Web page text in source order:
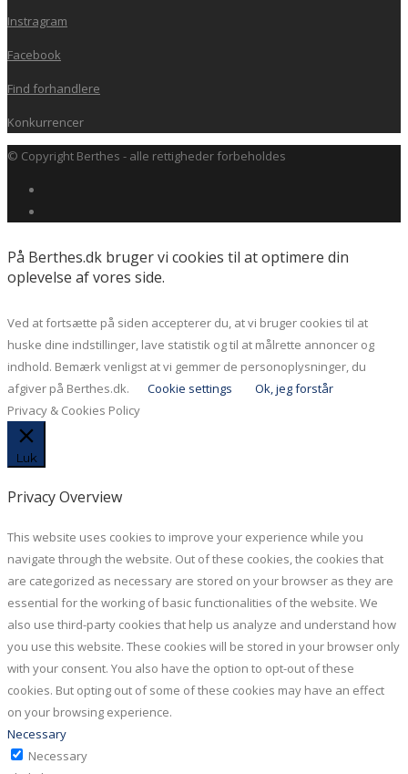
Instragram
Facebook
Find forhandlere
Konkurrencer
© Copyright Berthes - alle rettigheder forbeholdes
På Berthes.dk bruger vi cookies til at optimere din
oplevelse af vores side.
Ved at fortsætte på siden accepterer du, at vi bruger cookies til at
huske dine indstillinger, lave statistik og til at målrette annoncer og
indhold. Bemærk venligst at vi gemmer de personoplysninger, du
afgiver på Berthes.dk.
Cookie settings
Ok, jeg forstår
Privacy & Cookies Policy
Luk
Privacy Overview
This website uses cookies to improve your experience while you
navigate through the website. Out of these cookies, the cookies that
are categorized as necessary are stored on your browser as they are
essential for the working of basic functionalities of the website. We
also use third-party cookies that help us analyze and understand how
you use this website. These cookies will be stored in your browser only
with your consent. You also have the option to opt-out of these
cookies. But opting out of some of these cookies may have an effect
on your browsing experience.
Necessary
Necessary